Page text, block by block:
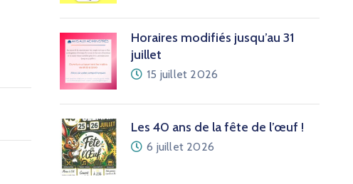
Horaires modifiés jusqu’au 31
juillet
15 juillet 2026
Les 40 ans de la fête de l’œuf !
6 juillet 2026